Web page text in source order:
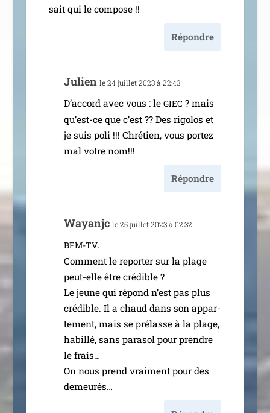
sait qui le compose !!
Répondre
Julien le 24 juillet 2023 à 22:43
D’accord avec vous : le GIEC ? mais
qu’est-ce que c’est ?? Des rigo­los et
je suis poli !!! Chrétien, vous por­tez
mal votre nom!!!
Répondre
Wayanjc le 25 juillet 2023 à 02:32
BFM-TV.
Comment le repor­ter sur la plage
peut-elle être cré­dible ?
Le jeune qui répond n’est pas plus
cré­dible. Il a chaud dans son appar­
te­ment, mais se pré­lasse à la plage,
habillé, sans para­sol pour prendre
le frais…
On nous prend vrai­ment pour des
demeurés…